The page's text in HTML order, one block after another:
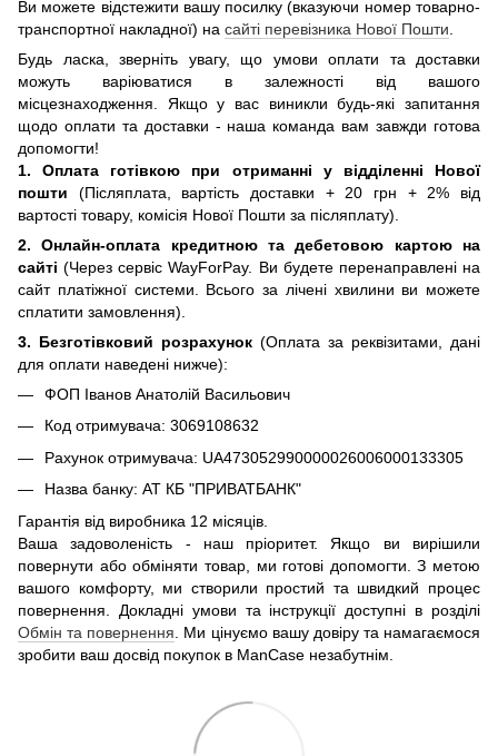
Ви можете відстежити вашу посилку (вказуючи номер товарно-
транспортної накладної) на сайті перевізника Нової Пошти
Будь ласка, зверніть увагу, що умови оплати та доставки
можуть варіюватися в залежності від вашого
місцезнаходження. Якщо у вас виникли будь-які запитання
щодо оплати та доставки - наша команда вам завжди готова
допомогти!
1. Оплата готівкою при отриманні
у відділенні Нової
пошти (Післяплата, вартість доставки + 20 грн + 2% від
вартості товару, комісія Нової Пошти за післяплату).
2. Онлайн-оплата кредитною та дебетовою картою на
сайті (Через сервіс WayForPay. Ви будете перенаправлені на
сайт платіжної системи. Всього за лічені хвилини ви можете
сплатити замовлення).
3. Безготівковий розрахунок (Оплата за реквізитами, дані
для оплати наведені нижче):
ФОП Іванов Анатолій Васильович
Код отримувача: 3069108632
Рахунок отримувача: UA473052990000026006000133305
Назва банку: АТ КБ "ПРИВАТБАНК"
Гарантія від виробника 12 місяців.
Ваша задоволеність - наш пріоритет. Якщо ви вирішили
повернути або обміняти товар, ми готові допомогти. З метою
вашого комфорту, ми створили простий та швидкий процес
повернення. Докладні умови та інструкції доступні в розділі
Обмін та повернення . Ми цінуємо вашу довіру та намагаємося
зробити ваш досвід покупок в ManCase незабутнім.